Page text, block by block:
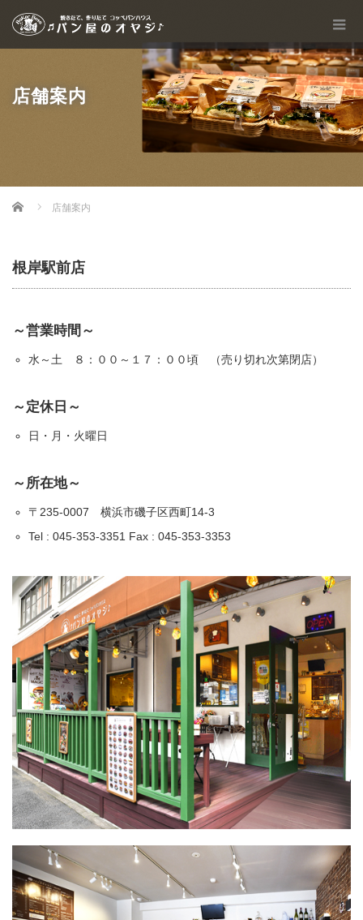
店舗案内
Home 店舗案内
根岸駅前店
～営業時間～
水～土 ８：００～１７：００頃 （売り切れ次第閉店）
～定休日～
日・月・火曜日
～所在地～
〒235-0007 横浜市磯子区西町14-3
Tel : 045-353-3351 Fax : 045-353-3353